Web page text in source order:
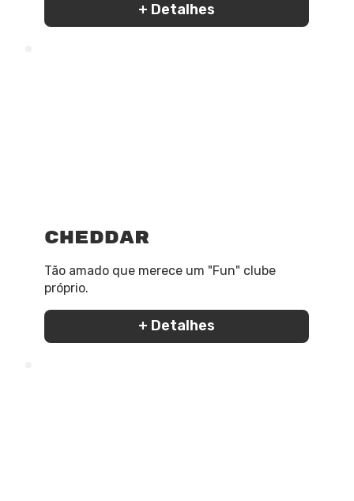
+ Detalhes
Cheddar
Tão amado que merece um "Fun" clube
próprio.
+ Detalhes